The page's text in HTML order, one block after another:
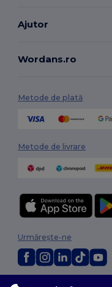
Ajutor
Wordans.ro
Metode de plată
Metode de livrare
Urmărește-ne